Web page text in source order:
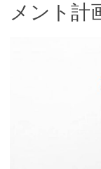
メント計